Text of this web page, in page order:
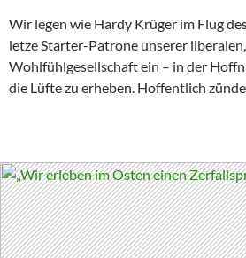
Wir legen wie Hardy Krüger im Flug
letze Starter-Patrone unserer
Wohlfühlgesellschaft ein – in der
die Lüfte zu erheben. Hoffentlich